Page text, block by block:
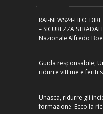
RAI-NEWS24-
– SICUREZZA
Nazionale Alfredo
Guida responsabile,
ridurre vittime e feriti
Unasca, ridurre gli
formazione. Ecco la